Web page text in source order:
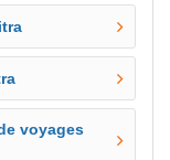
voyages